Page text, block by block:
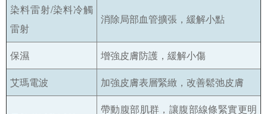
染料雷射/染料冷觸
雷射
消除局部血管擴張，緩解小點
保濕
增強皮膚防護，緩解小傷
艾瑪電波
加強皮膚表層緊緻，改善鬆弛皮膚
帶動腹部肌群，讓腹部線條緊實更明